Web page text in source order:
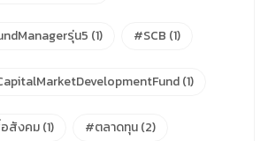
รุ่น5 (1) #SCB (1)
(1)
สังคม(1) #ตลาดทุน(2)